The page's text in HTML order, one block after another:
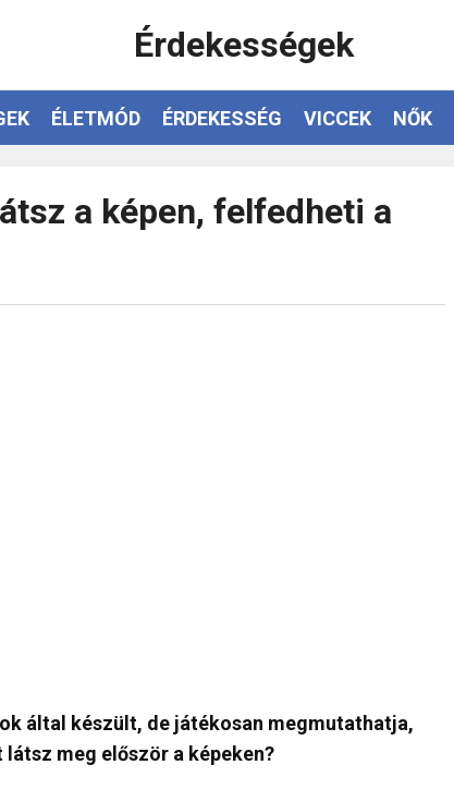
Érdekességek
ÉLETMÓD ÉRDEKESSÉG VICCEK NŐK
a képen, felfedheti a
által készült, de játékosan megmutathatja,
meg először a képeken?